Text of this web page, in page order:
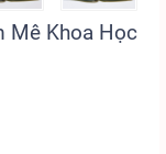
Mê Khoa Học